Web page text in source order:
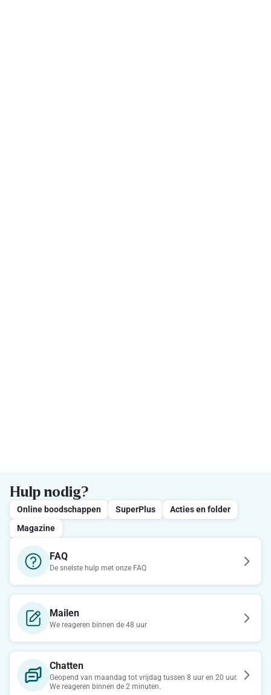
Hulp nodig?
Online boodschappen SuperPlus
Acties en folder
Magazine
FAQ
De snelste hulp met onze FAQ
Mailen
We reageren binnen de 48 uur
Chatten
Geopend van maandag tot vrijdag tussen 8 uur en 20 uur.
We reageren binnen de 2 minuten.